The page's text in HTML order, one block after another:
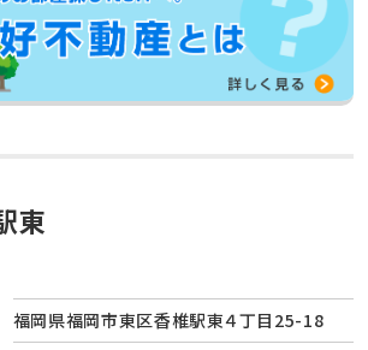
東
福岡県福岡市東区香椎駅東４丁目25-18